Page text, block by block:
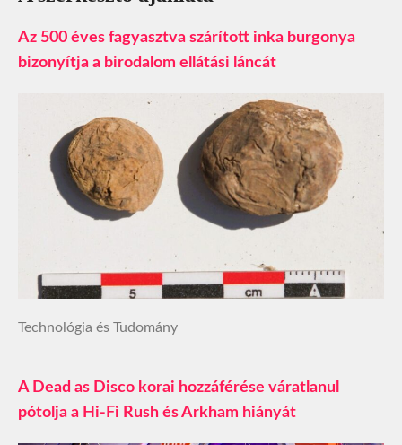
Az 500 éves fagyasztva szárított inka burgonya
bizonyítja a birodalom ellátási láncát
Technológia és Tudomány
A Dead as Disco korai hozzáférése váratlanul
pótolja a Hi-Fi Rush és Arkham hiányát